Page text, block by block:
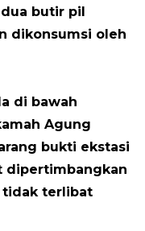
butir pil
dikonsumsi oleh
di bawah
Agung
bukti ekstasi
dipertimbangkan
tidak terlibat